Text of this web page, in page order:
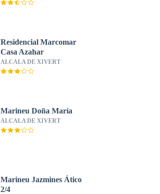
Residencial Marcomar
Casa Azahar
ALCALA DE XIVERT
Marineu Doña María
ALCALA DE XIVERT
Marineu Jazmines Ático
2/4